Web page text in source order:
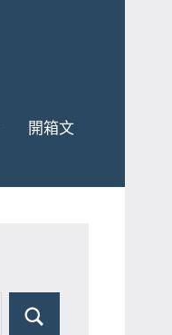
開箱文
Search